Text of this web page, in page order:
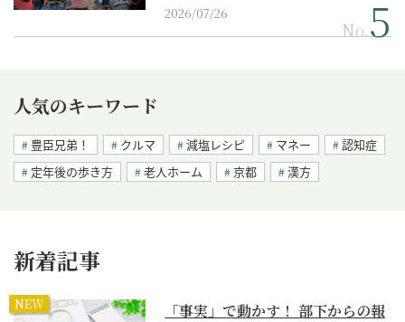
2026/07/26
No.
人気のキーワード
豊臣兄弟！ クルマ 減塩レシピ マネー
認知症
定年後の歩き方
老人ホーム 京都 漢方
新着記事
NEW
「事実」で動かす！ 部下からの報